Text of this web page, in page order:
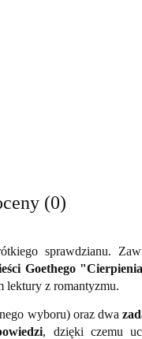
(0)
sprawdzianu.
Goethego
lektury z romantyzmu.
wyboru) oraz dwa
, dzięki czemu